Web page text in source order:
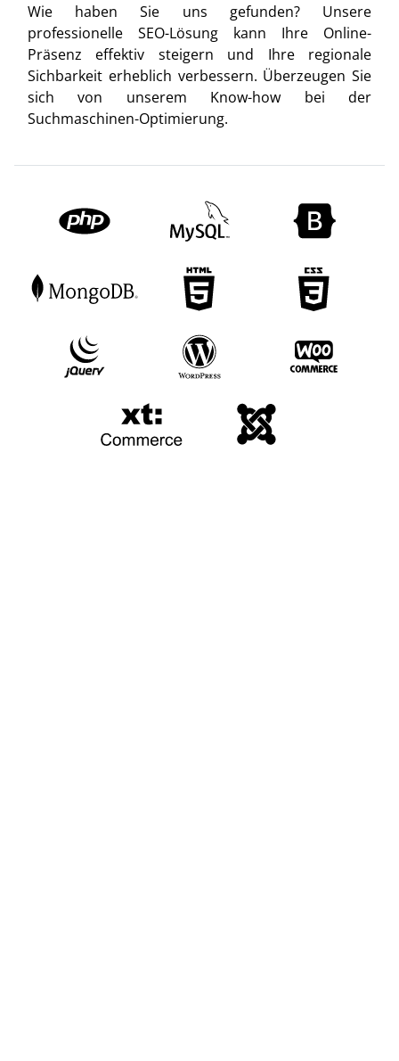
Wie haben Sie uns gefunden? Unsere
professionelle SEO-Lösung kann Ihre Online-
Präsenz effektiv steigern und Ihre regionale
Sichbarkeit erheblich verbessern. Überzeugen Sie
sich von unserem Know-how bei der
Suchmaschinen-Optimierung.